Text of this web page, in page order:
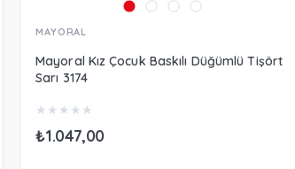
MAYORAL
Mayoral Kız Çocuk Baskılı Düğümlü Tişört
Sarı 3174
★ ★ ★ ★ ★
₺1.047,00